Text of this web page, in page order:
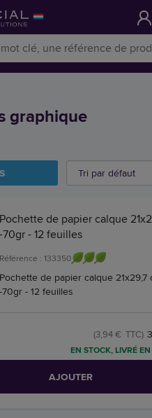
graphique
Pochette de papier calque
-70gr - 12 feuilles
Référence : 133350
Pochette de papier calque 21x29,7
-70gr - 12 feuilles
(3,94 € TTC)
EN STOCK, LIVRÉ
AJOUTER